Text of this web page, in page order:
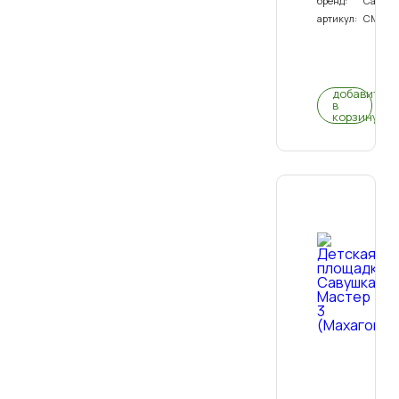
7
артикул: СМ-
добавить
в
корзину